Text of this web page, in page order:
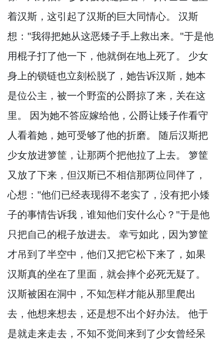
着汉斯， 这引起了汉斯的巨大同情心。
汉斯
想："我得把她从这恶矮子手上救出来。 "于是他
用棍子打了他一下， 他就倒在地上死了。
少女
身上的锁链也立刻松脱了， 她告诉汉斯， 她本
是位公主， 被一个野蛮的公爵掠了来， 关在这
里。
因为她不答应嫁给他， 公爵让矮子作看守
人看着她， 她可受够了他的折磨。
随后汉斯把
少女放进箩筐， 让那两个把他拉了上去。
箩筐
又放了下来， 但汉斯已不相信那两位同伴了，
心想："他们已经表现得不老实了， 没有把小矮
子的事情告诉我， 谁知他们安什么心？ "于是他
只把自己的棍子放进去。
幸亏如此， 因为箩筐
才吊到了半空中， 他们又把它松下来了， 如果
汉斯真的坐在了里面， 就会摔个必死无疑了。
汉斯被困在洞中， 不知怎样才能从那里爬出
去， 他想来想去， 还是想不出个好办法。
他于
是就走来走去， 不知不觉间来到了少女曾经呆